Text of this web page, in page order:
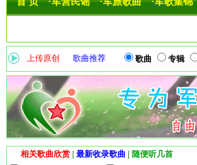
上传原创 歌曲推荐 歌曲 专辑
相关歌曲欣赏 最新收录歌曲
随便听几首